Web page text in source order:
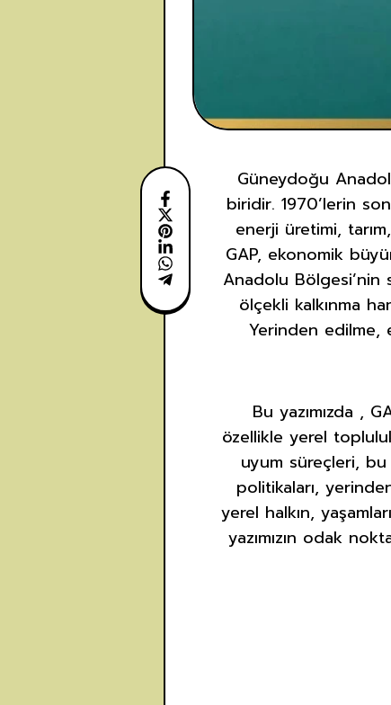
Güneydoğu
biridir. 1970’lerin
enerji üretimi,
GAP, ekonomik
Anadolu
ölçekli kalkınma
Yerinden edilme,
Bu yazımızda ,
özellikle yerel
uyum süreçleri, bu
politikaları,
yerel halkın,
yazımızın odak